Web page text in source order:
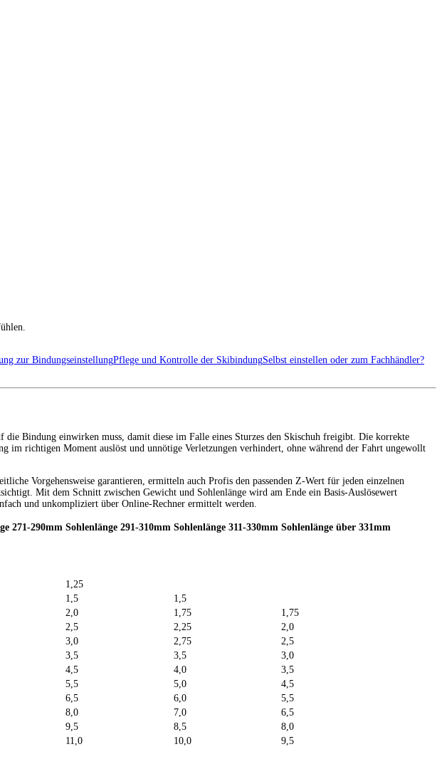
zur BindungseinstellungPflege und Kontrolle der SkibindungSelbst einstellen oder zum Fachhändler?
Bindung einwirken muss, damit diese im Falle eines Sturzes den Skischuh freigibt. Die korrekte
im richtigen Moment auslöst und unnötige Verletzungen verhindert, ohne während der Fahrt ungewollt
Vorgehensweise garantieren, ermitteln auch Profis den passenden Z-Wert für jeden einzelnen
Mit dem Schnitt zwischen Gewicht und Sohlenlänge wird am Ende ein Basis-Auslösewert
und unkompliziert über Online-Rechner ermittelt werden.
271-290mm Sohlenlänge 291-310mm Sohlenlänge 311-330mm Sohlenlänge über 331mm
1,25
1,5
1,5
2,0 1,75
1,75
2,5 2,25
2,0
3,0 2,75
2,5
3,5 3,5
3,0
4,5 4,0
3,5
5,5 5,0
4,5
6,5 6,0
5,5
8,0 7,0
6,5
9,5 8,5
8,0
11,0 10,0 9,5